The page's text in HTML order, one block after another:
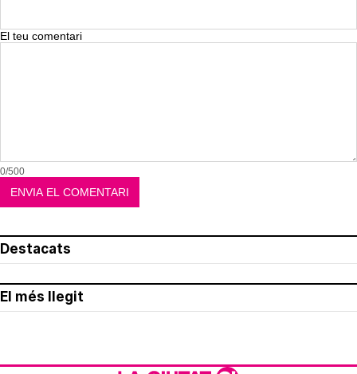
El teu comentari
0/500
Destacats
El més llegit